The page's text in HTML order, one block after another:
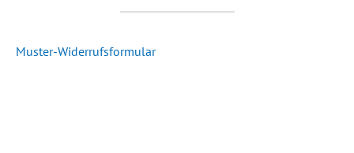
Muster-Widerrufsformular